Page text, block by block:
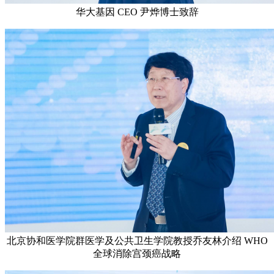
华大基因 CEO 尹烨博士致辞
北京协和医学院群医学及公共卫生学院教授乔友林介绍 WHO
全球消除宫颈癌战略